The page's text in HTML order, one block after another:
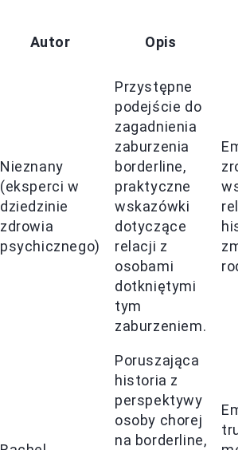
Autor Opis
Nieznany
(eksperci w
dziedzinie
zdrowia
psychicznego)
Przystępne
podejście do
zagadnienia
zaburzenia
borderline,
praktyczne
wskazówki
dotyczące
relacji z
osobami
dotkniętymi
tym
zaburzeniem.
Poruszająca
historia z
perspektywy
osoby chorej
na borderline,